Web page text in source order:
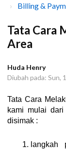
Billing &
Tata Cara
Area
Huda Henry
Diubah pada: Sun,
Tata Cara
kami mulai
disimak :
langkah